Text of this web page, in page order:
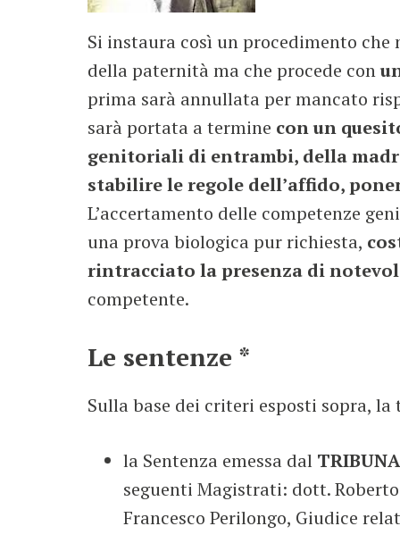
Si instaura così un procedimento
della paternità ma che procede con
prima sarà annullata per mancato
sarà portata a termine con un
genitoriali di entrambi, della
stabilire le regole dell’affido,
L’accertamento delle competenze
una prova biologica pur richiesta,
rintracciato la presenza di
competente.
Le sentenze *
Sulla base dei criteri esposti sopra,
la Sentenza emessa dal
seguenti Magistrati: dott.
Francesco Perilongo, Giudice